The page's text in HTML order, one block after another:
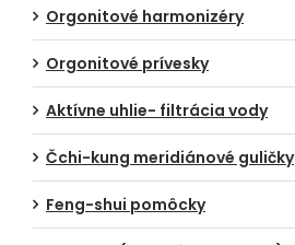
Orgonitové harmonizéry
Orgonitové prívesky
Aktívne uhlie- filtrácia vody
Čchi-kung meridiánové guličky
Feng-shui pomôcky